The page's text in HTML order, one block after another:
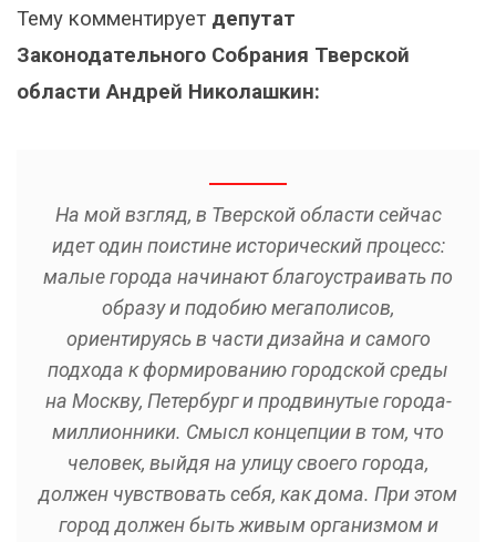
Тему комментирует депутат
Законодательного Собрания Тверской
области Андрей Николашкин:
На мой взгляд, в Тверской области сейчас
идет один поистине исторический процесс:
малые города начинают благоустраивать по
образу и подобию мегаполисов,
ориентируясь в части дизайна и самого
подхода к формированию городской среды
на Москву, Петербург и продвинутые города-
миллионники. Смысл концепции в том, что
человек, выйдя на улицу своего города,
должен чувствовать себя, как дома. При этом
город должен быть живым организмом и